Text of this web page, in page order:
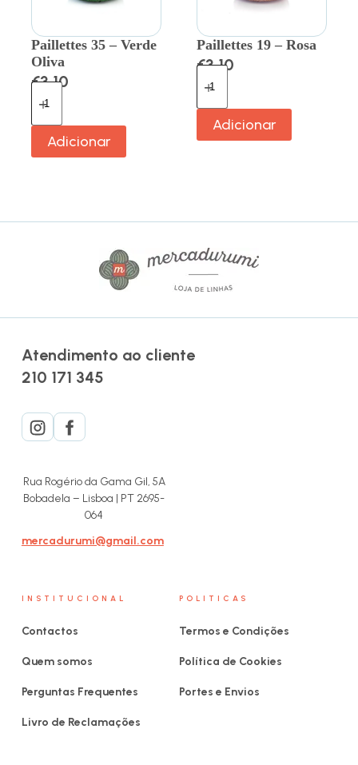
Paillettes 35 – Verde
Oliva
€3.10
Adicionar
Paillettes 19 – Rosa
€3.10
Adicionar
Atendimento ao cliente
210 171 345
Rua Rogério da Gama Gil, 5A
Bobadela – Lisboa | PT 2695-
064
mercadurumi@gmail.com
INSTITUCIONAL
Contactos
Quem somos
Perguntas Frequentes
Livro de Reclamações
POLITICAS
Termos e Condições
Política de Cookies
Portes e Envios